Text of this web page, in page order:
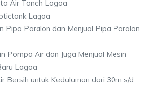
Air Tanah Lagoa
Lagoa
Pipa Paralon dan Menjual Pipa Paralon
Pompa Air dan Juga Menjual Mesin
Lagoa
Bersih untuk Kedalaman dari 30m s/d